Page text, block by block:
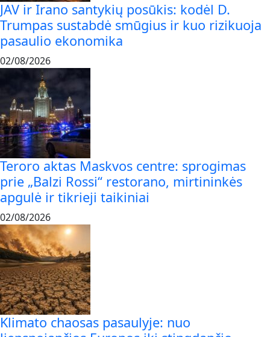
JAV ir Irano santykių posūkis: kodėl D.
Trumpas sustabdė smūgius ir kuo rizikuoja
pasaulio ekonomika
02/08/2026
Teroro aktas Maskvos centre: sprogimas
prie „Balzi Rossi“ restorano, mirtininkės
apgulė ir tikrieji taikiniai
02/08/2026
Klimato chaosas pasaulyje: nuo